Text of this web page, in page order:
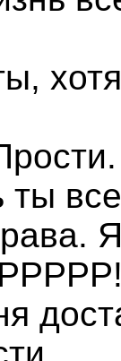
ты все